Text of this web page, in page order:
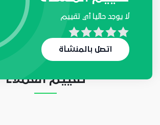
لا يوجد حاليا أي طلب
تقييم العملاء
لا يوجد حاليا أي تقييم
اتصل بالمنشأة